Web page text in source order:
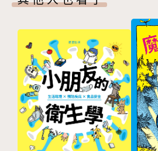
從事創作很多年，在寫作中得到
書、喜歡說故事、喜歡帶著讀者
遠保有童心，優游於文學天地中
能成為讀者探索文學世界的窗口
繪者：羅方君
臺灣跨界藝術家，自幼展露藝術
家並廣納大師們的手法，融入女
的水彩為主、複合媒材為輔，形